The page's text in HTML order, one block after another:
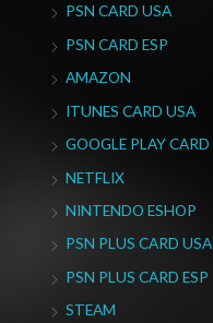
PSN CARD USA
PSN CARD ESP
AMAZON
ITUNES CARD USA
GOOGLE PLAY CARD
NETFLIX
NINTENDO ESHOP
PSN PLUS CARD USA
PSN PLUS CARD ESP
STEAM